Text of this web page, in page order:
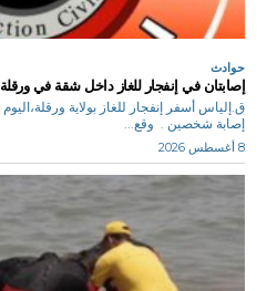
حوادث
إصابتان في إنفجار للغاز داخل شقة في ورقلة
إصابة شخصين . وقع...
8 أغسطس 2026